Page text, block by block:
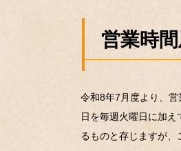
営業時
令和8年7月度より、
日を毎週火曜日に加
るものと存じますが、